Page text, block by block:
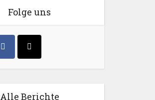
Folge uns
Alle Berichte